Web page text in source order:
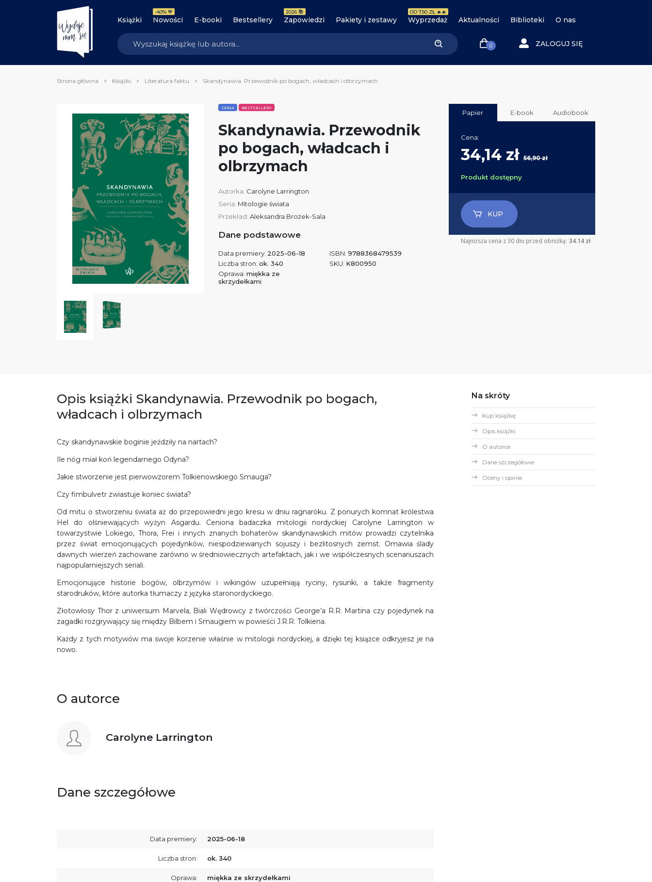
Książki Nowości
-40% 💙
E-booki Bestsellery Zapowiedzi
2026 📚
Pakiety i zestawy Wyprzedaż
OD 7.50 ZŁ 🔥🔥
Aktualności Biblioteki O nas
0 ZALOGUJ SIĘ
Strona główna Książki Literatura faktu Skandynawia. Przewodnik po bogach, władcach i olbrzymach
SERIA BESTSELLERY
Skandynawia. Przewodnik
po bogach, władcach i
olbrzymach
Autorka: Carolyne Larrington
Seria: Mitologie świata
Przekład: Aleksandra Brożek-Sala
Dane podstawowe
Data premiery: 2025-06-18
Liczba stron: ok. 340
Oprawa: miękka ze
skrzydełkami
ISBN: 9788368479539
SKU: K800950
Papier E-book Audiobook
Cena:
34,14 zł56,90 zł
Produkt dostępny
KUP
Najniższa cena z 30 dni przed obniżką: 34.14 zł
Opis książki Skandynawia. Przewodnik po bogach,
władcach i olbrzymach
Czy skandynawskie boginie jeździły na nartach?
Ile nóg miał koń legendarnego Odyna?
Jakie stworzenie jest pierwowzorem Tolkienowskiego Smauga?
Czy fimbulvetr zwiastuje koniec świata?
Od mitu o stworzeniu świata aż do przepowiedni jego kresu w dniu ragnaröku. Z ponurych komnat królestwa
Hel do olśniewających wyżyn Asgardu. Ceniona badaczka mitologii nordyckiej Carolyne Larrington w
towarzystwie Lokiego, Thora, Frei i innych znanych bohaterów skandynawskich mitów prowadzi czytelnika
przez świat emocjonujących pojedynków, niespodziewanych sojuszy i bezlitosnych zemst. Omawia ślady
dawnych wierzeń zachowane zarówno w średniowiecznych artefaktach, jak i we współczesnych scenariuszach
najpopularniejszych seriali.
Emocjonujące historie bogów, olbrzymów i wikingów uzupełniają ryciny, rysunki, a także fragmenty
starodruków, które autorka tłumaczy z języka staronordyckiego.
Złotowłosy Thor z uniwersum Marvela, Biali Wędrowcy z twórczości George’a R.R. Martina czy pojedynek na
zagadki rozgrywający się między Bilbem i Smaugiem w powieści J.R.R. Tolkiena.
Każdy z tych motywów ma swoje korzenie właśnie w mitologii nordyckiej, a dzięki tej książce odkryjesz je na
nowo.
O autorce
Carolyne Larrington
Dane szczegółowe
Data premiery: 2025-06-18
Liczba stron: ok. 340
Oprawa: miękka ze skrzydełkami
Na skróty
Kup książkę
Opis książki
O autorce
Dane szczegółowe
Oceny i opinie